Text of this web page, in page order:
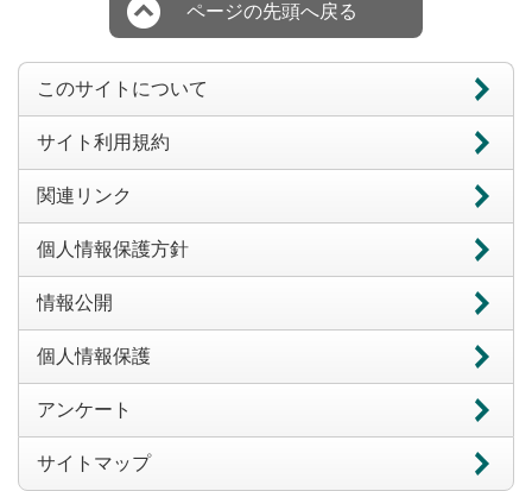
ページの先頭へ戻る
このサイトについて
サイト利用規約
関連リンク
個人情報保護方針
情報公開
個人情報保護
アンケート
サイトマップ